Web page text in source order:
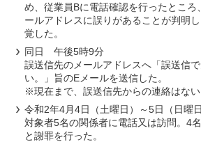
め、従業員Bに電話確認を行ったところ
ールアドレスに誤りがあることが判明
覚した。
同日 午後5時9分
誤送信先のメールアドレスへ「誤送信
い。」旨のEメールを送信した。
※現在まで、誤送信先からの連絡はない
令和2年4月4日（土曜日）～5日（日曜日
対象者5名の関係者に電話又は訪問。4
と謝罪を行った。